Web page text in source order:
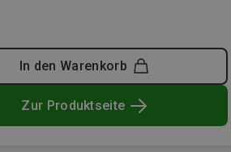
In den Warenkorb
Zur Produktseite